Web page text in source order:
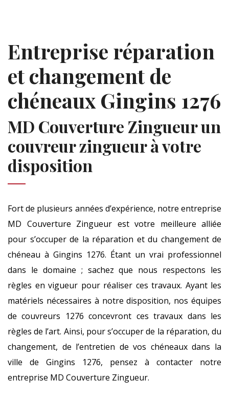
Entreprise réparation
et changement de
chéneaux Gingins 1276
MD Couverture Zingueur un
couvreur zingueur à votre
disposition
Fort de plusieurs années d’expérience, notre entreprise
MD Couverture Zingueur est votre meilleure alliée
pour s’occuper de la réparation et du changement de
chéneau à Gingins 1276. Étant un vrai professionnel
dans le domaine ; sachez que nous respectons les
règles en vigueur pour réaliser ces travaux. Ayant les
matériels nécessaires à notre disposition, nos équipes
de couvreurs 1276 concevront ces travaux dans les
règles de l’art. Ainsi, pour s’occuper de la réparation, du
changement, de l’entretien de vos chéneaux dans la
ville de Gingins 1276, pensez à contacter notre
entreprise MD Couverture Zingueur.